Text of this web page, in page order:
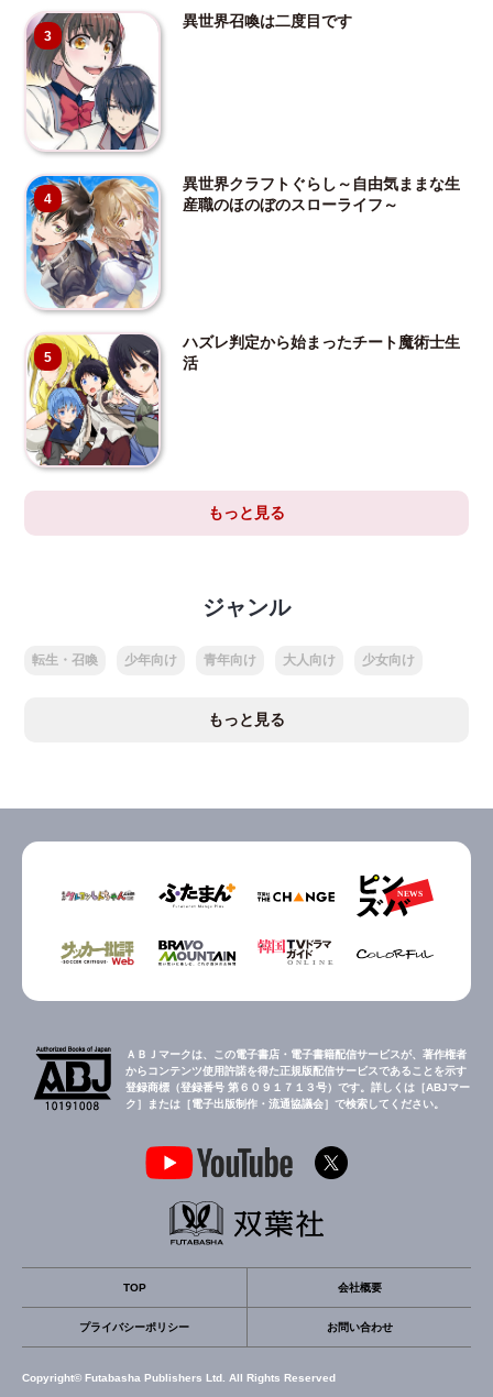
3
異世界召喚は二度目です
4
異世界クラフトぐらし～自由気ままな生
産職のほのぼのスローライフ～
5
ハズレ判定から始まったチート魔術士生
活
もっと見る
ジャンル
転生・召喚 少年向け 青年向け 大人向け 少女向け
もっと見る
ＡＢＪマークは、この電子書店・電子書籍配信サービスが、著作権者
からコンテンツ使用許諾を得た正規版配信サービスであることを示す
登録商標（登録番号 第６０９１７１３号）です。詳しくは［ABJマー
ク］または［電子出版制作・流通協議会］で検索してください。
TOP 会社概要
プライバシーポリシー お問い合わせ
Copyright© Futabasha Publishers Ltd. All Rights Reserved